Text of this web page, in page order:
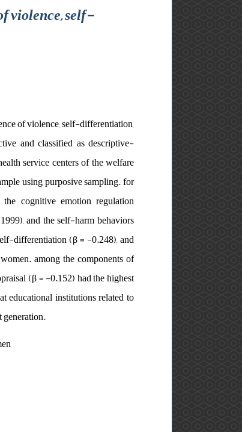
violence, self-
of violence, self-differentiation,
and classified as descriptive-
service centers of the welfare
using purposive sampling. for
cognitive emotion regulation
and the self-harm behaviors
differentiation (β = -0.248), and
among the components of
(β = -0.152) had the highest
educational institutions related to